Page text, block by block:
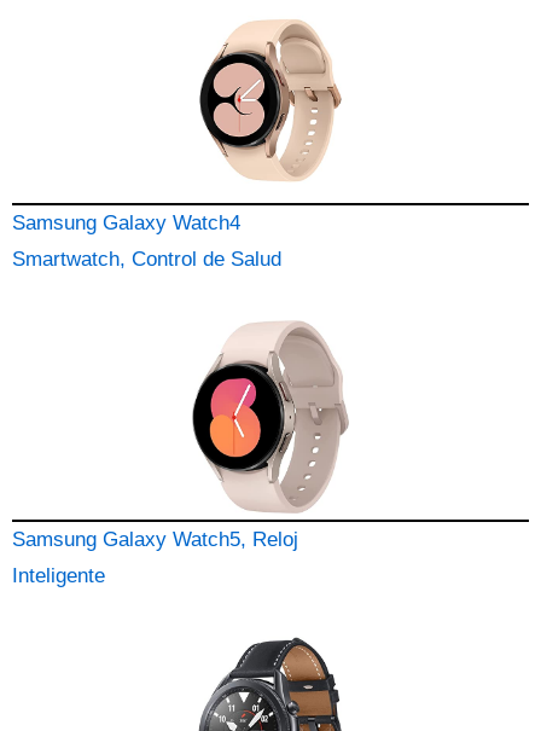
Samsung Galaxy Watch4
Smartwatch, Control de Salud
Samsung Galaxy Watch5, Reloj
Inteligente